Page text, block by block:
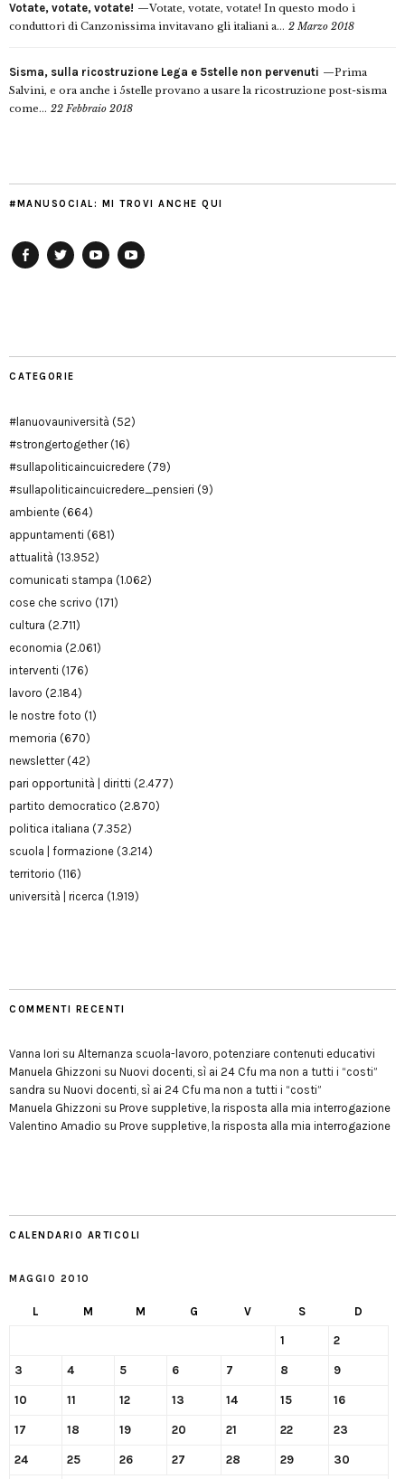
Votate, votate, votate!
Votate, votate, votate! In questo modo i
conduttori di Canzonissima invitavano gli italiani a... 2 Marzo 2018
Sisma, sulla ricostruzione Lega e 5stelle non pervenuti
Prima
Salvini, e ora anche i 5stelle provano a usare la ricostruzione post-sisma
come... 22 Febbraio 2018
#MANUSOCIAL: MI TROVI ANCHE QUI
CATEGORIE
#lanuovauniversità (52)
#strongertogether(16)
#sullapoliticaincuicredere (79)
#sullapoliticaincuicredere_pensieri (9)
ambiente (664)
appuntamenti (681)
attualità (13.952)
comunicati stampa (1.062)
cose che scrivo (171)
cultura (2.711)
economia (2.061)
interventi (176)
lavoro (2.184)
le nostre foto (1)
memoria (670)
newsletter(42)
pari opportunità | diritti (2.477)
partito democratico (2.870)
politica italiana (7.352)
scuola | formazione (3.214)
territorio (116)
università | ricerca (1.919)
COMMENTI RECENTI
Vanna Iori su Alternanza scuola-lavoro, potenziare contenuti educativi
Manuela Ghizzoni su Nuovi docenti, sì ai 24 Cfu ma non a tutti i “costi”
sandra su Nuovi docenti, sì ai 24 Cfu ma non a tutti i “costi”
Manuela Ghizzoni su Prove suppletive, la risposta alla mia interrogazione
Valentino Amadio su Prove suppletive, la risposta alla mia interrogazione
CALENDARIO ARTICOLI
MAGGIO 2010
L M M G V S D
1 2
3 4 5 6 7 8 9
10 11 12 13 14 15 16
17 18 19 20 21 22 23
24 25 26 27 28 29 30